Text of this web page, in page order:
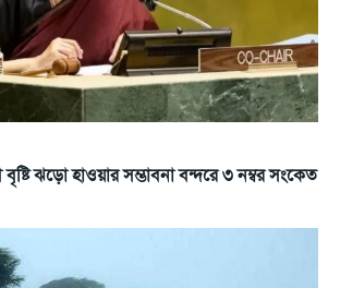
ঝড়ো হাওয়ার সম্ভাবনা বন্দরে ৩ নম্বর সংকেত